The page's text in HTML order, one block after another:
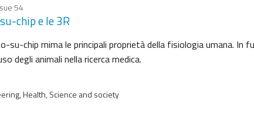
54
chip e le 3R
su-chip mima le principali proprietà della fisiologia umana. In
degli animali nella ricerca medica.
Health, Science and society